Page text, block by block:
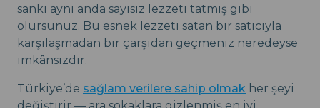
sanki aynı anda sayısız lezzeti tatmış gibi
olursunuz. Bu esnek lezzeti satan bir satıcıyla
karşılaşmadan bir çarşıdan geçmeniz neredeyse
imkânsızdır.
Türkiye’de sağlam verilere sahip olmak her şeyi